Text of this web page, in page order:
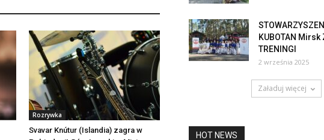
Rozrywka
Svavar Knútur (Islandia) zagra w
KUBOTAN Mirsk
TRENINGI
2 września 2025
Załaduj więcej
HOT NEWS